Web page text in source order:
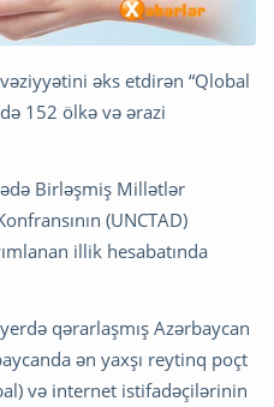
əks etdirən “Qlobal
152 ölkə və ərazi
Birləşmiş Millətlər
(UNCTAD)
illik hesabatında
qərarlaşmış Azərbaycan
ən yaxşı reytinq poçt
və internet istifadəçilərinin